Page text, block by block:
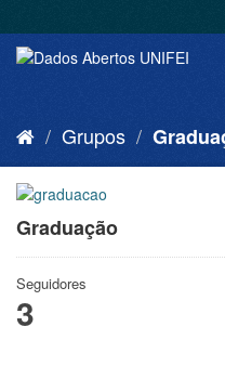
Grupos
Graduação
Seguidores
3